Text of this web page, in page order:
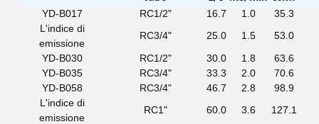
YD-B017
RC1/2" 16.7 1.0
35.3
L'indice di
emissione
RC3/4" 25.0 1.5
53.0
YD-B030
RC1/2" 30.0 1.8
63.6
YD-B035
RC3/4" 33.3 2.0
70.6
YD-B058
RC3/4" 46.7 2.8
98.9
L'indice di
emissione
RC1" 60.0 3.6
127.1